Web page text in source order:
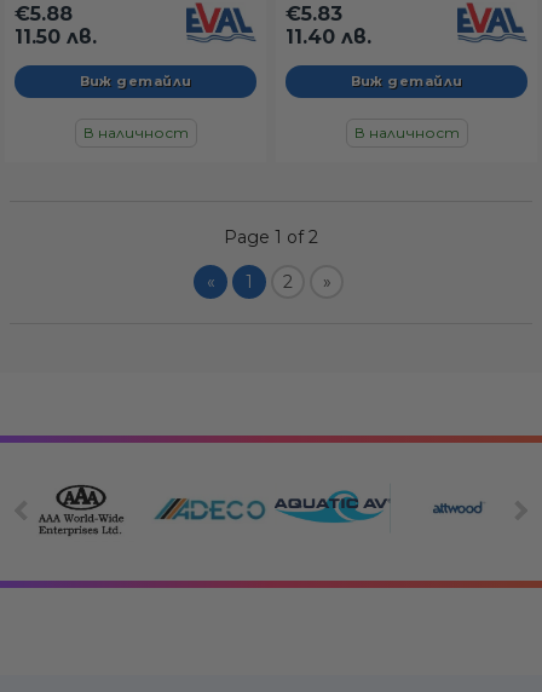
€5.88
11.50 лв.
Виж детайли
В наличност
€5.83
11.40 лв.
Виж детайли
В наличност
Page 1 of 2
« 1 2 »